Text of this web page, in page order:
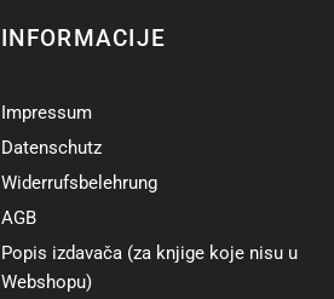
INFORMACIJE
Impressum
Datenschutz
Widerrufsbelehrung
AGB
Popis izdavača (za knjige koje nisu u
Webshopu)